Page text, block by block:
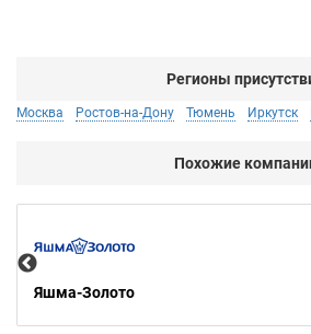
Регионы
Москва Ростов-на-Дону Тюмень Иркутск
Похожие
Яшма-Золото